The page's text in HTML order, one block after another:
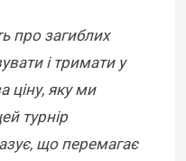
про загиблих
і тримати у
ціну, яку ми
турнір
що перемагає